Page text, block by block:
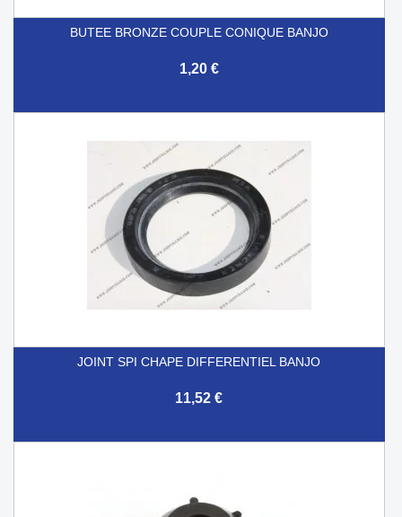
BUTEE BRONZE COUPLE CONIQUE BANJO
1,20 €
JOINT SPI CHAPE DIFFERENTIEL BANJO
11,52 €